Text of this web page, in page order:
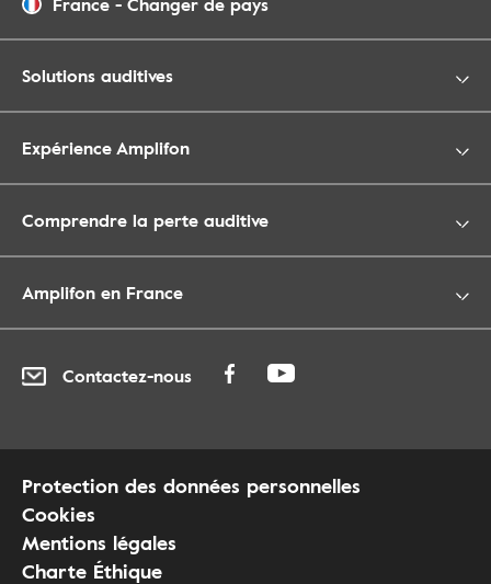
Solutions auditives
Expérience Amplifon
Comprendre la perte auditive
Amplifon en France
Contactez-nous
Protection des données personnelles
Cookies
Mentions légales
Charte Éthique